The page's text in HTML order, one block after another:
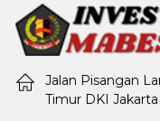
Jalan Pisangan
Timur DKI Jakarta